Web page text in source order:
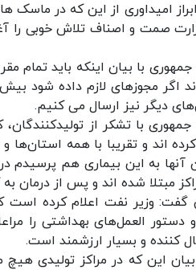
امیداوری از این که در ماسک
صمت و اصناف تلاش خوبی را
با بیان اینکه باید تمام
اگر مجوزهای لازم داده شود بیش
دیگر نیز ارسال می کنیم.
با تشکر از
کرده اند و تقریبا با همه
آنها به این بیماری هم پرسیدم
مبتلا شده اند و پس از درمان
گفت: وزیر نفت اعلام کرده
دستور العمل‌های بهداشتی را
کننده و بسیار ارزشمند است.
این که در مراکز تولیدی هیچ